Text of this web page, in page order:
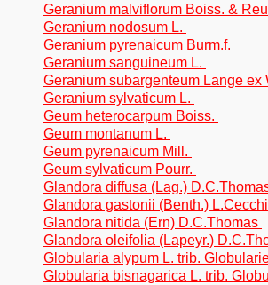
Geranium malviflorum Boiss. &
Geranium nodosum L.
Geranium pyrenaicum Burm.f.
Geranium sanguineum L.
Geranium subargenteum Lange
Geranium sylvaticum L.
Geum heterocarpum Boiss.
Geum montanum L.
Geum pyrenaicum Mill.
Geum sylvaticum Pourr.
Glandora diffusa (Lag.)
Glandora gastonii (Benth.)
Glandora nitida (Ern) D.C.Thomas
Glandora oleifolia (Lapeyr.)
Globularia alypum L. trib.
Globularia bisnagarica L. trib.